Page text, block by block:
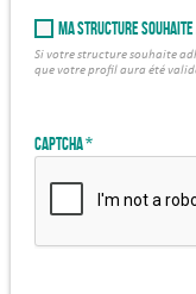
Ma structure
Si votre structure souhaite
que votre profil aura été
Captcha